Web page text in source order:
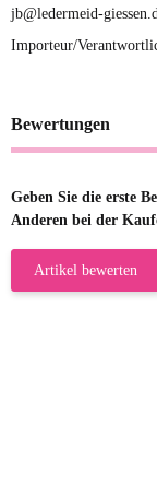
jb@ledermeid-
Importeur/
Bewertungen
Geben Sie die erste
Anderen bei der
Artikel bewerten